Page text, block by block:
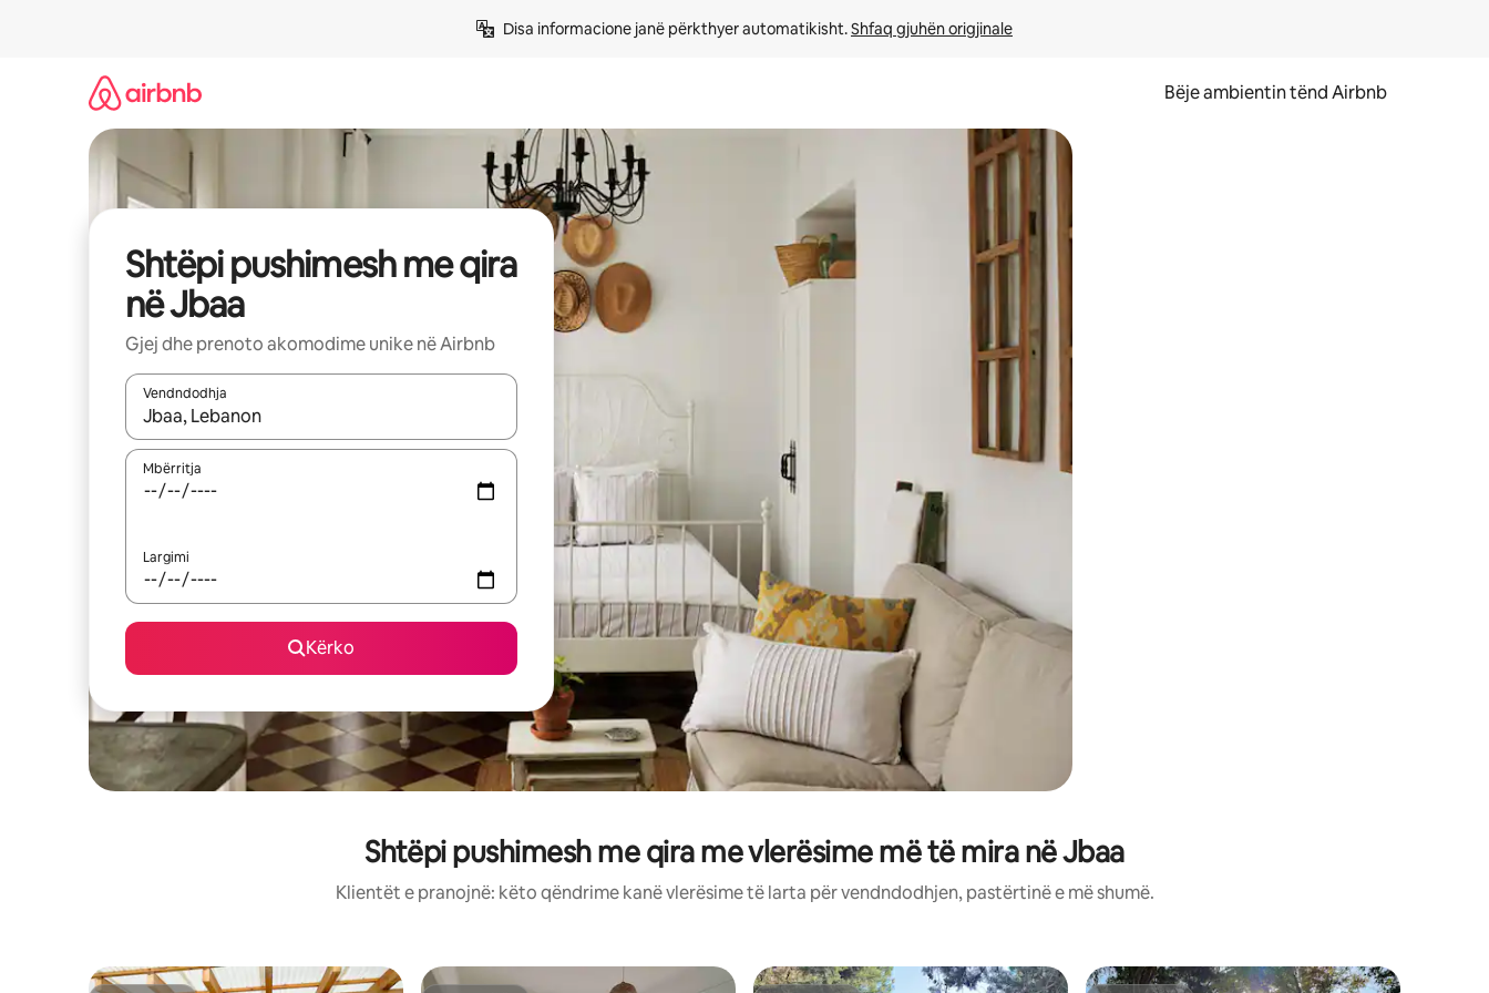
Disa informacione janë përkthyer automatikisht. Shfaq gjuhën origjinale
Bëje ambientin tënd Airbnb
Shtëpi pushimesh me qira
në Jbaa
Gjej dhe prenoto akomodime unike në Airbnb
Vendndodhja
Kur rezultatet të jenë të disponueshme, lëviz me butonat e shigjetave lart e poshtë ose eksploro duke prekur ose duke lëvizur ekranin.
Mbërritja
Largimi
Kërko
Shtëpi pushimesh me qira me vlerësime më të mira në Jbaa
Klientët e pranojnë: këto qëndrime kanë vlerësime të larta për vendndodhjen, pastërtinë e më shumë.